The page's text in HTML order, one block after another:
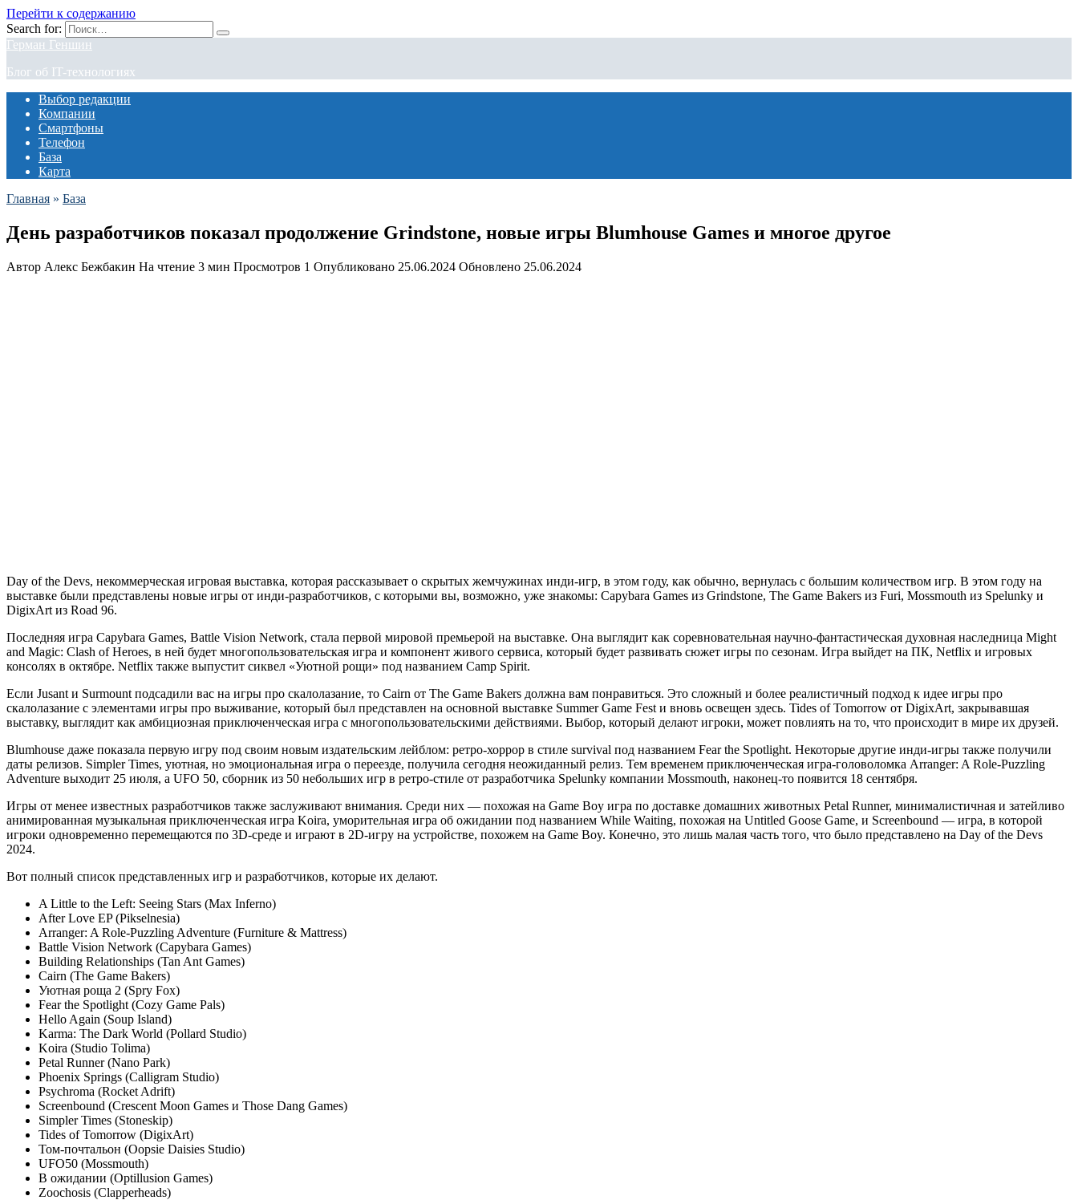
Перейти к содержанию
Search for:
Герман Геншин
Блог об IT-технологиях
Выбор редакции
Компании
Смартфоны
Телефон
База
Карта
Главная » База
День разработчиков показал продолжение Grindstone, новые игры Blumhouse Games и многое другое
Автор Алекс Бежбакин На чтение 3 мин Просмотров 1 Опубликовано 25.06.2024 Обновлено 25.06.2024
Day of the Devs, некоммерческая игровая выставка, которая рассказывает о скрытых жемчужинах инди-игр, в этом году, как обычно, вернулась с большим количеством игр. В этом году на
выставке были представлены новые игры от инди-разработчиков, с которыми вы, возможно, уже знакомы: Capybara Games из Grindstone, The Game Bakers из Furi, Mossmouth из Spelunky и
DigixArt из Road 96.
Последняя игра Capybara Games, Battle Vision Network, стала первой мировой премьерой на выставке. Она выглядит как соревновательная научно-фантастическая духовная наследница Might
and Magic: Clash of Heroes, в ней будет многопользовательская игра и компонент живого сервиса, который будет развивать сюжет игры по сезонам. Игра выйдет на ПК, Netflix и игровых
консолях в октябре. Netflix также выпустит сиквел «Уютной рощи» под названием Camp Spirit.
Если Jusant и Surmount подсадили вас на игры про скалолазание, то Cairn от The Game Bakers должна вам понравиться. Это сложный и более реалистичный подход к идее игры про
скалолазание с элементами игры про выживание, который был представлен на основной выставке Summer Game Fest и вновь освещен здесь. Tides of Tomorrow от DigixArt, закрывавшая
выставку, выглядит как амбициозная приключенческая игра с многопользовательскими действиями. Выбор, который делают игроки, может повлиять на то, что происходит в мире их друзей.
Blumhouse даже показала первую игру под своим новым издательским лейблом: ретро-хоррор в стиле survival под названием Fear the Spotlight. Некоторые другие инди-игры также получили
даты релизов. Simpler Times, уютная, но эмоциональная игра о переезде, получила сегодня неожиданный релиз. Тем временем приключенческая игра-головоломка Arranger: A Role-Puzzling
Adventure выходит 25 июля, а UFO 50, сборник из 50 небольших игр в ретро-стиле от разработчика Spelunky компании Mossmouth, наконец-то появится 18 сентября.
Игры от менее известных разработчиков также заслуживают внимания. Среди них — похожая на Game Boy игра по доставке домашних животных Petal Runner, минималистичная и затейливо
анимированная музыкальная приключенческая игра Koira, уморительная игра об ожидании под названием While Waiting, похожая на Untitled Goose Game, и Screenbound — игра, в которой
игроки одновременно перемещаются по 3D-среде и играют в 2D-игру на устройстве, похожем на Game Boy. Конечно, это лишь малая часть того, что было представлено на Day of the Devs
2024.
Вот полный список представленных игр и разработчиков, которые их делают.
A Little to the Left: Seeing Stars (Max Inferno)
After Love EP (Pikselnesia)
Arranger: A Role-Puzzling Adventure (Furniture & Mattress)
Battle Vision Network (Capybara Games)
Building Relationships (Tan Ant Games)
Cairn (The Game Bakers)
Уютная роща 2 (Spry Fox)
Fear the Spotlight (Cozy Game Pals)
Hello Again (Soup Island)
Karma: The Dark World (Pollard Studio)
Koira (Studio Tolima)
Petal Runner (Nano Park)
Phoenix Springs (Calligram Studio)
Psychroma (Rocket Adrift)
Screenbound (Crescent Moon Games и Those Dang Games)
Simpler Times (Stoneskip)
Tides of Tomorrow (DigixArt)
Том-почтальон (Oopsie Daisies Studio)
UFO50 (Mossmouth)
В ожидании (Optillusion Games)
Zoochosis (Clapperheads)